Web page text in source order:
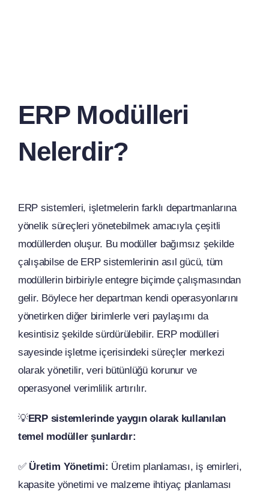
ERP Modülleri
Nelerdir?
ERP sistemleri, işletmelerin farklı departmanlarına
yönelik süreçleri yönetebilmek amacıyla çeşitli
modüllerden oluşur. Bu modüller bağımsız şekilde
çalışabilse de ERP sistemlerinin asıl gücü, tüm
modüllerin birbiriyle entegre biçimde çalışmasından
gelir. Böylece her departman kendi operasyonlarını
yönetirken diğer birimlerle veri paylaşımı da
kesintisiz şekilde sürdürülebilir. ERP modülleri
sayesinde işletme içerisindeki süreçler merkezi
olarak yönetilir, veri bütünlüğü korunur ve
operasyonel verimlilik artırılır.
💡ERP sistemlerinde yaygın olarak kullanılan
temel modüller şunlardır:
✅ Üretim Yönetimi: Üretim planlaması, iş emirleri,
kapasite yönetimi ve malzeme ihtiyaç planlaması